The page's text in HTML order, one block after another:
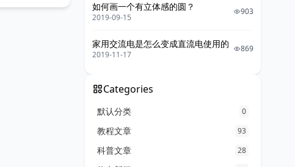
如何画一个有立体感的圆？
2019-09-15
903
家用交流电是怎么变成直流电使用的
2019-11-17
869
Categories
默认分类 0
教程文章 93
科普文章 28